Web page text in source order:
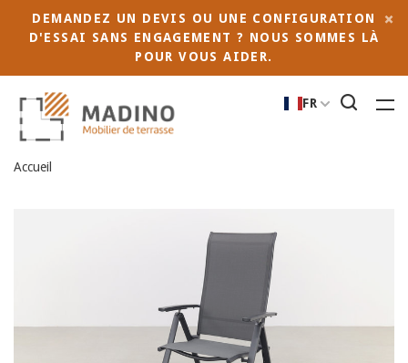
DEMANDEZ UN DEVIS OU UNE CONFIGURATION
D'ESSAI SANS ENGAGEMENT ? NOUS SOMMES LÀ
POUR VOUS AIDER.
FR
Accueil